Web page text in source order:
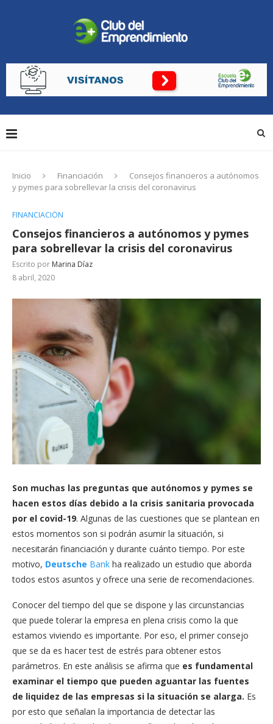
Inicio Financiación
Consejos financieros a autónomos
y pymes para sobrellevar la crisis del coronavirus
FINANCIACIÓN
Consejos financieros a autónomos y pymes
para sobrellevar la crisis del coronavirus
Escrito por Marina Díaz
8 abril, 2020
Son muchas las preguntas que autónomos y pymes se
hacen estos días debido a la crisis sanitaria provocada
por el covid-19. Algunas de las cuestiones que se plantean en
estos momentos son si podrán asumir la situación, si
necesitarán financiación y durante cuánto tiempo. Por este
motivo, Deutsche Bank ha realizado un estudio que aborda
todos estos asuntos y ofrece una serie de recomendaciones.
Conocer del tiempo del que se dispone y las circunstancias
que puede tolerar la empresa en plena crisis como la que
estamos viviendo es importante. Por eso, el primer consejo
que se da es hacer test de estrés para obtener estos
parámetros. En este análisis se afirma que es fundamental
examinar el tiempo que pueden aguantar las fuentes
de liquidez de las empresas si la situación se alarga. Es
por esto que señalan la importancia de detectar las